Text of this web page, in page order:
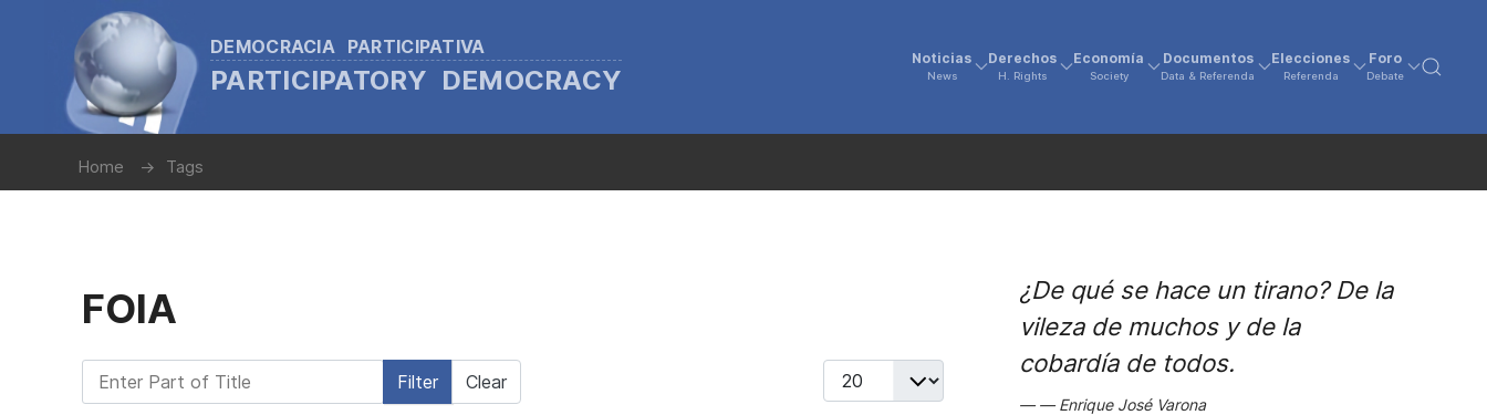
DEMOCRACIA PARTICIPATIVA
PARTICIPATORY DEMOCRACY
Noticias
News
Derechos
H. Rights
Economía
Society
Documentos
Data & Referenda
Elecciones
Referenda
Foro
Debate
Home Tags
FOIA
Enter Part of Title Filter Clear Display #
¿De qué se hace un tirano? De la
vileza de muchos y de la
cobardía de todos.
Enrique José Varona